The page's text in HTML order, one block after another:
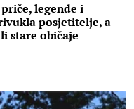
legende i
posjetitelje, a
stare običaje